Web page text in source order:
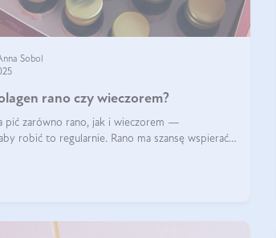
Sobol
rano czy wieczorem?
pić zarówno rano, jak i wieczorem —
robić to regularnie. Rano ma szansę wspierać